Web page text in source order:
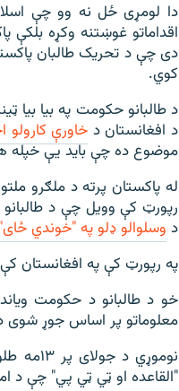
دا لومړی ځل نه وو چې
اقداماتو غوښتنه وکړه بلکې
دی چې د تحریک طالبان
کوي.
د طالبانو حکومت په بیا بیا
د افغانستان د خاورې کارولو
موضوع ده چې باید یې خپله
له پاکستان پرته د ملګرو
رپورټ کې وویل چې د
د وسلوالو ډلو په "خوندي
په رپورټ کې په افغانستان
خو د طالبانو د حکومت ویاند
معلوماتو پر اساس جوړ شوی
"القاعده او ټي‌ ټي‌ پي" چې د